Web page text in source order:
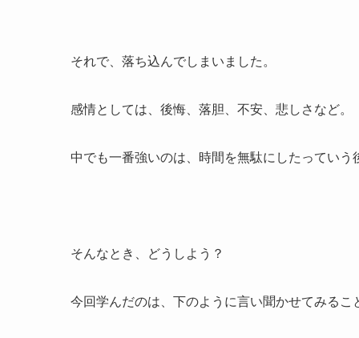
それで、落ち込んでしまいました。
感情としては、後悔、落胆、不安、悲しさなど。
中でも一番強いのは、時間を無駄にしたっていう
そんなとき、どうしよう？
今回学んだのは、下のように言い聞かせてみるこ